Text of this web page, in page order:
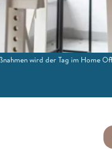
wird der Tag im Home